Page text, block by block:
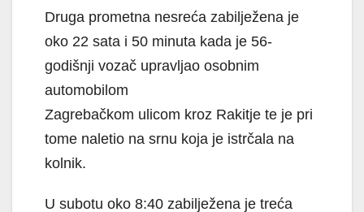
Druga prometna nesreća zabilježena je
oko 22 sata i 50 minuta kada je 56-
godišnji vozač upravljao osobnim
automobilom
Zagrebačkom ulicom kroz Rakitje te je pri
tome naletio na srnu koja je istrčala na
kolnik.
U subotu oko 8:40 zabilježena je treća